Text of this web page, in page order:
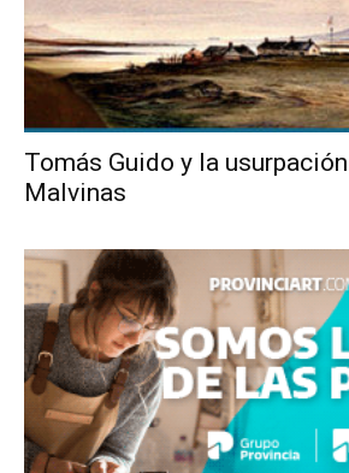
Tomás Guido y la
Malvinas